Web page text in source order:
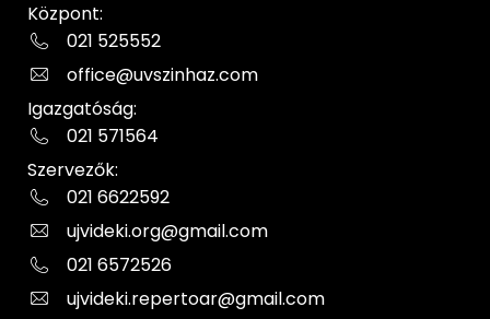
Központ:
021 525552
office@uvszinhaz.com
Igazgatóság:
021 571564
Szervezők:
021 6622592
ujvideki.org@gmail.com
021 6572526
ujvideki.repertoar@gmail.com